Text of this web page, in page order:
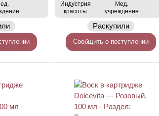
Индустрия
красоты
Мед.
учреждение
Раскупили
Сообщить о поступлении